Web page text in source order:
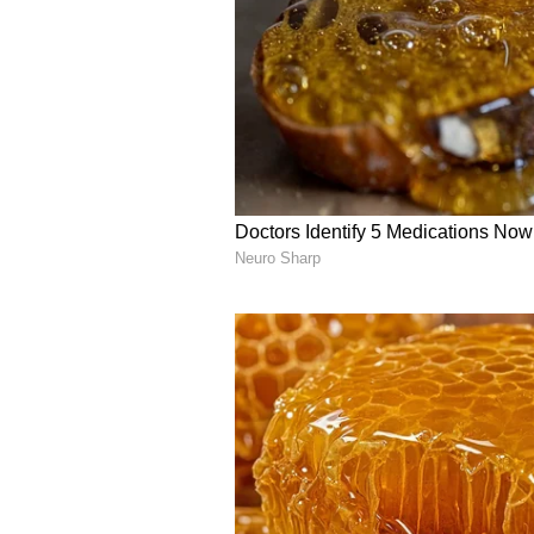
Image Credit :X/offBharathiraja
ఎంతో మంది నటీనటుల
ఎంతో మంది నటీనటుల సినీ జీవితానికి
చాలా మంది ఆ తర్వాత తమిళ చిత్ర